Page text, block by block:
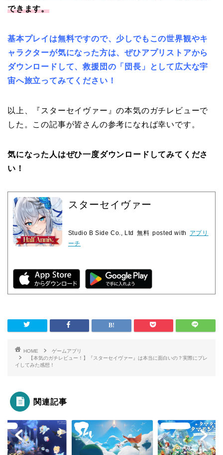
できます。
基本プレイは無料ですので、少しでもこの世界観やキ
ャラクターが気になった方は、ぜひアプリストアから
ダウンロードして、救援団の「団長」として広大な宇
宙へ旅立ってみてください！
以上、『スターセイヴァー』の本気のガチレビューで
した。この記事が皆さんの参考になれば幸いです。
気になった人はぜひ一度ダウンロードしてみてくださ
い！
スターセイヴァー
Studio B Side Co., Ltd 無料 posted with
アプリ
ーチ
HOME
ゲームアプリ
【本気のガチレビュー！】『スターセイヴァー』は本当に面白いの？実際にプレ
イしてみた感想！
関連記事